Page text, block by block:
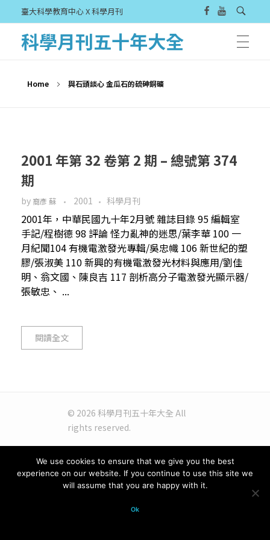
臺大科學教育中心 X 科學月刊
科學月刊五十年大全
Home 與石頭談心 金瓜石的硫砷銅礦
2001 年第 32 卷第 2 期 – 總號第 374
期
by 裔彥 蘇 2001 科學月刊
2001年，中華民國九十年2月號 雜誌目錄 95 編輯室
手記/程樹德 98 評論 怪力亂神的迷思/葉李華 100 一
月紀聞104 有機電激發光專輯/吳忠幟 106 新世紀的塑
膠/張淑美 110 新興的有機電激發光材料與應用/劉佳
明、翁文國、陳良吉 117 剖析高分子電激發光顯示器/
張敏忠、 ...
閱讀全文
© 2026 科學月刊五十年大全 All
rights reserved.
We use cookies to ensure that we give you the best
experience on our website. If you continue to use this site we
will assume that you are happy with it.
Ok